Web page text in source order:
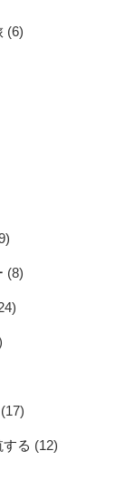
(6)
(8)
(17)
る (12)